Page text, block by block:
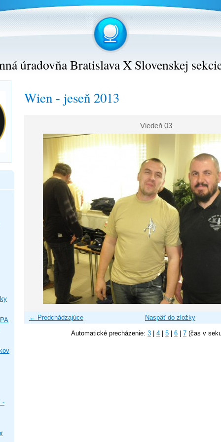
úradovňa Bratislava X Slovenskej
Wien - jeseň 2013
Viedeň 03
← Predchádzajúce Naspäť do zložky
Automatické precházenie: 3 4 5 6 7 (čas v
-